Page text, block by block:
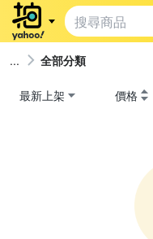
全部分類
最新上架 價格